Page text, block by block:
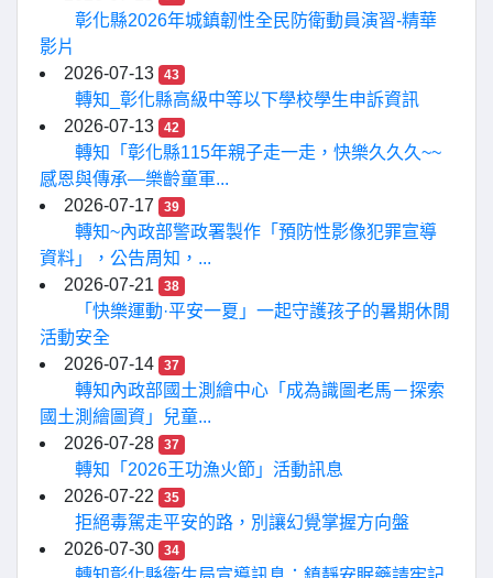
彰化縣2026年城鎮韌性全民防衛動員演習-精華
影片
2026-07-13
43
轉知_彰化縣高級中等以下學校學生申訴資訊
2026-07-13
42
轉知「彰化縣115年親子走一走，快樂久久久~~
感恩與傳承—樂齡童軍...
2026-07-17
39
轉知~內政部警政署製作「預防性影像犯罪宣導
資料」，公告周知，...
2026-07-21
38
「快樂運動·平安一夏」一起守護孩子的暑期休閒
活動安全
2026-07-14
37
轉知內政部國土測繪中心「成為識圖老馬－探索
國土測繪圖資」兒童...
2026-07-28
37
轉知「2026王功漁火節」活動訊息
2026-07-22
35
拒絕毒駕走平安的路，別讓幻覺掌握方向盤
2026-07-30
34